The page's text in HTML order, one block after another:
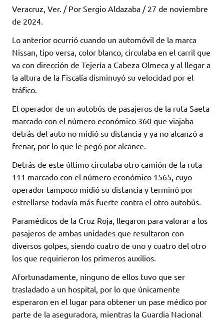
Veracruz, Ver. / Por Sergio Aldazaba / 27 de noviembre
de 2024.
Lo anterior ocurrió cuando un automóvil de la marca
Nissan, tipo versa, color blanco, circulaba en el carril que
va con dirección de Tejería a Cabeza Olmeca y al llegar a
la altura de la Fiscalía disminuyó su velocidad por el
tráfico.
El operador de un autobús de pasajeros de la ruta Saeta
marcado con el número económico 360 que viajaba
detrás del auto no midió su distancia y ya no alcanzó a
frenar, por lo que le pegó por alcance.
Detrás de este último circulaba otro camión de la ruta
111 marcado con el número económico 1565, cuyo
operador tampoco midió su distancia y terminó por
estrellarse todavía más fuerte contra el otro autobús.
Paramédicos de la Cruz Roja, llegaron para valorar a los
pasajeros de ambas unidades que resultaron con
diversos golpes, siendo cuatro de uno y cuatro del otro
los que requirieron los primeros auxilios.
Afortunadamente, ninguno de ellos tuvo que ser
trasladado a un hospital, por lo que únicamente
esperaron en el lugar para obtener un pase médico por
parte de la aseguradora, mientras la Guardia Nacional